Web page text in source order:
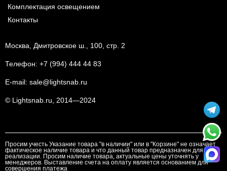
Комплектация освещением
Контакты
Москва, Дмитровское ш., 100, стр. 2
Телефон: +7 (994) 444 44 83
E-mail: sale@lightsnab.ru
© Lightsnab.ru, 2014—2024
Просим учесть Указание товара "в наличии" или в "Корзине" не означает
фактическое наличие товара и что данный товар предназначен для
реализации. Просим наличие товара, актуальные цены уточнять у
менеджеров. Выставление счета на оплату является основанием для
совершения платежа